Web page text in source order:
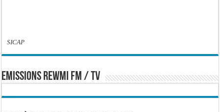
SICAP
EMISSIONS REWMI FM / TV